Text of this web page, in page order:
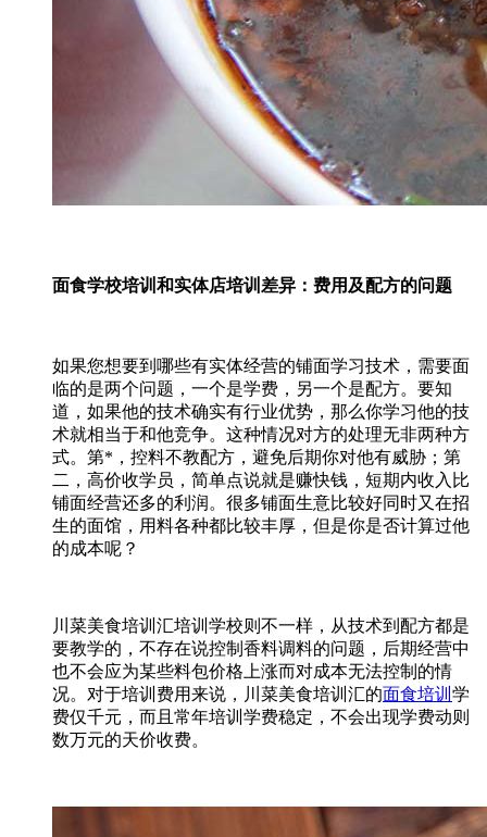
面食学校培训和实体店培训差异：费用及配方的问题
如果您想要到哪些有实体经营的铺面学习技术，需要面
临的是两个问题，一个是学费，另一个是配方。要知
道，如果他的技术确实有行业优势，那么你学习他的技
术就相当于和他竞争。这种情况对方的处理无非两种方
式。第*，控料不教配方，避免后期你对他有威胁；第
二，高价收学员，简单点说就是赚快钱，短期内收入比
铺面经营还多的利润。很多铺面生意比较好同时又在招
生的面馆，用料各种都比较丰厚，但是你是否计算过他
的成本呢？
川菜美食培训汇培训学校则不一样，从技术到配方都是
要教学的，不存在说控制香料调料的问题，后期经营中
也不会应为某些料包价格上涨而对成本无法控制的情
况。对于培训费用来说，川菜美食培训汇的面食培训 学
费仅千元，而且常年培训学费稳定，不会出现学费动则
数万元的天价收费。